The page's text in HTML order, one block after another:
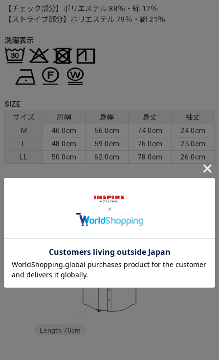
【チェック部分】ポリエステル 88％・綿 12％
【ストライプ部分】ポリエステル 79％・綿 21％
洗濯表示
SIZE
サイズ
肩幅 身幅 身丈
袖丈
M
46.0cm 56.0cm 74.0cm
24.0cm
L
48.0cm 59.0cm 76.0cm
25.0cm
LL
50.0cm 62.0cm 78.0cm 26.0cm
Sleeve length
Length 76cm